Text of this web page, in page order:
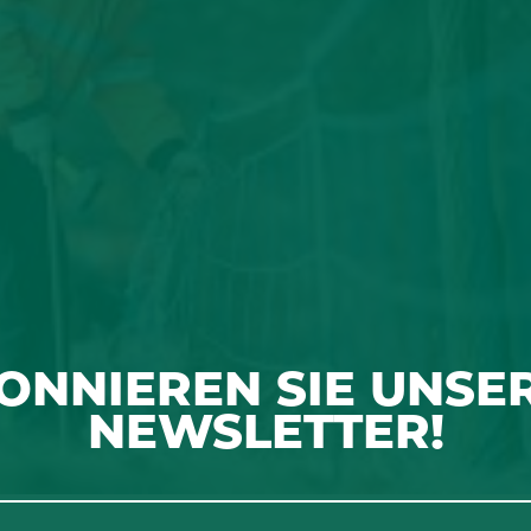
SIE
NEWSLETTER!